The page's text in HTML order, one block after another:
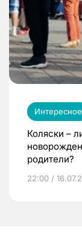
Интересное
Коляски –
родители?
22:00 /